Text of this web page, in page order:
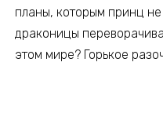
планы, которым принц
драконицы
этом мире? Горькое